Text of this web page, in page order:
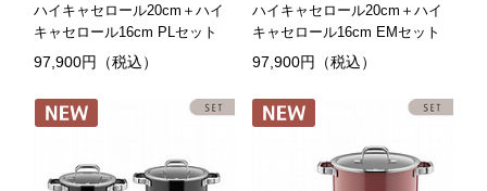
ハイキャセロール20cm＋ハイ
キャセロール16cm PLセット
97,900円（税込）
ハイキャセロール20cm＋ハイ
キャセロール16cm EMセット
97,900円（税込）